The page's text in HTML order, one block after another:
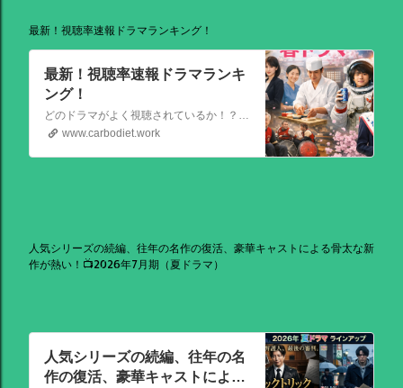
最新！視聴率速報ドラマランキング！
最新！視聴率速報ドラマランキ
ング！
どのドラマがよく視聴されているか！？視聴率速報ドラマランキングを大公開！相棒強し！日曜劇場強し！
www.carbodiet.work
人気シリーズの続編、往年の名作の復活、豪華キャストによる骨太な新
作が熱い！📺2026年7月期（夏ドラマ）
人気シリーズの続編、往年の名
作の復活、豪華キャストによる